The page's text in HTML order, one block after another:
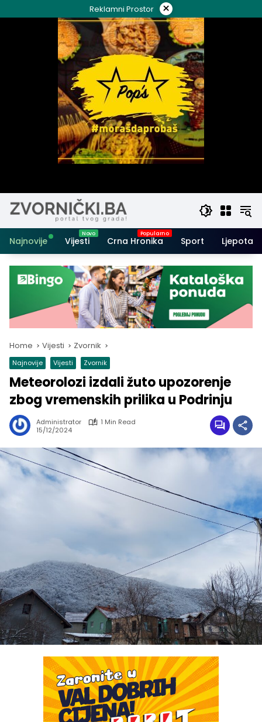
to
Reklamni Prostor ×
Najnovije Vijesti Crna Hronika Sport Ljepota i
Home Vijesti Zvornik
Najnovije Vijesti Zvornik
Meteorolozi izdali žuto upozorenje
zbog vremenskih prilika u Podrinju
Administrator
1 Min Read
15/12/2024